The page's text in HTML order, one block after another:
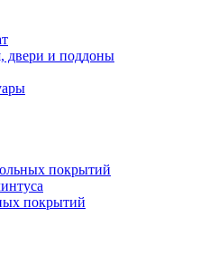
двери и поддоны
покрытий
покрытий